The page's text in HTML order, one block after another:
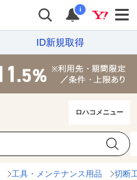
i
ID新規取得
ロハコメニュー
工具・メンテナンス用品 切断